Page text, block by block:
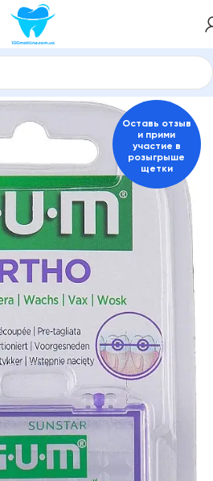
для гигиены полости рта GUM
Оставь отзыв
и прими
участие в
розыгрыше
щетки